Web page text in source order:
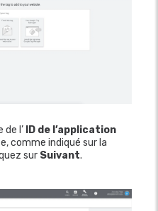
de l’ ID de l’application
comme indiqué sur la
sur Suivant.